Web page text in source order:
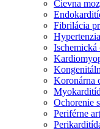
Cievna
Fibrilácia
Hypertenzia
Ischemická
Koronárna
Ochorenie
Periférne